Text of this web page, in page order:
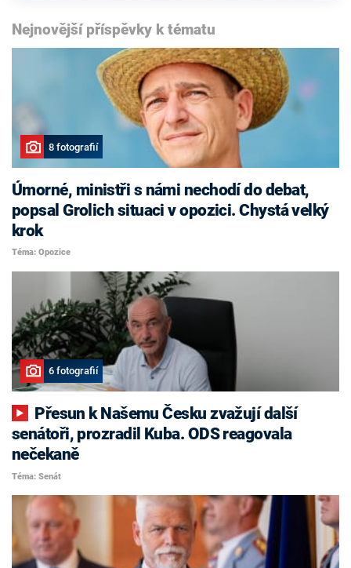
Nejnovější příspěvky k tématu
8 fotografií
Úmorné, ministři s námi nechodí do debat,
popsal Grolich situaci v opozici. Chystá velký
krok
Téma: Opozice
6 fotografií
senátoři, prozradil Kuba. ODS reagovala
nečekaně
Téma: Senát